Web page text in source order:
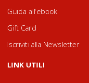
Guida all'ebook
Gift Card
Iscriviti alla Newsletter
LINK UTILI